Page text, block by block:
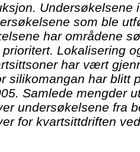
Undersøkelsene
som ble
har områdene
Lokalisering
har vært
silikomangan har blitt
Samlede mengder
undersøkelsene fra
for kvartsittdriften